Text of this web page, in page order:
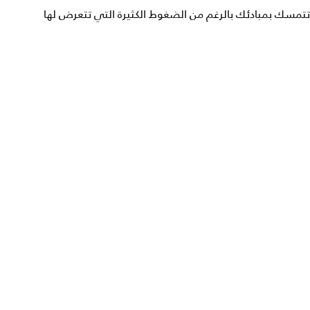
تتمسك بمبادئك بالرغم من الضغوط الكثيرة التي تتعرض لها